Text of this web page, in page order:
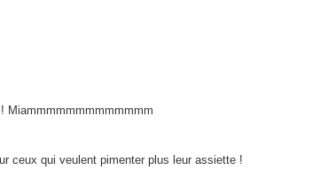
Miammmmmmmmmmmmm
ceux qui veulent pimenter plus leur assiette !